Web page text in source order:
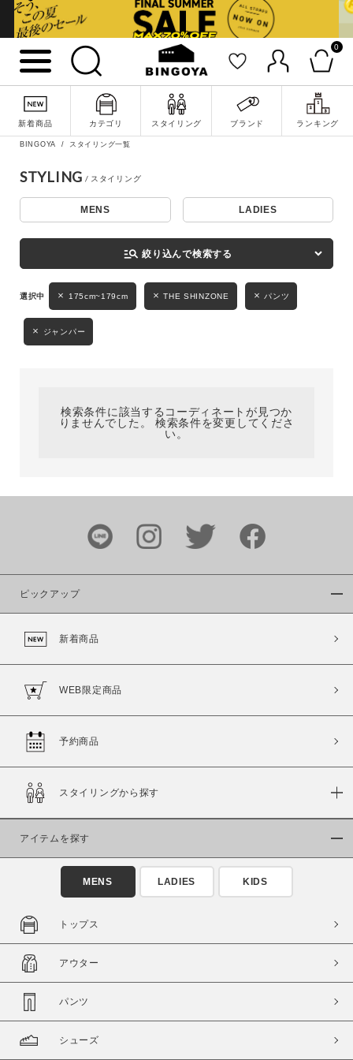
0
新着商品 カテゴリ スタイリング ブランド ランキング
詳細検索
キーワード
性別
MENS LADIES KIDS
ブランド
カラー
商品タイプ
通常商品
セール価格 WEB限定
在庫
在庫あり
BINGOYA スタイリング一覧
STYLING
MENS LADIES
manage_search 絞り込んで検索する
175cm~179cm THE SHINZONE パンツ
ジャンパー
検索条件に該当するコーディネートが見つか
りませんでした。 検索条件を変更してくださ
い。
ピックアップ
新着商品
WEB限定商品
予約商品
スタイリングから探す
アイテムを探す
MENS LADIES KIDS
トップス
アウター
パンツ
シューズ